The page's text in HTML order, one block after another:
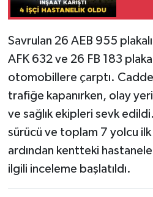
Savrulan 26 AEB 955
AFK 632 ve 26 FB 183
otomobillere çarptı.
trafiğe kapanırken, olay
ve sağlık ekipleri sevk edildi.
sürücü ve toplam 7 yolcu
ardından kentteki
ilgili inceleme başlatıldı.